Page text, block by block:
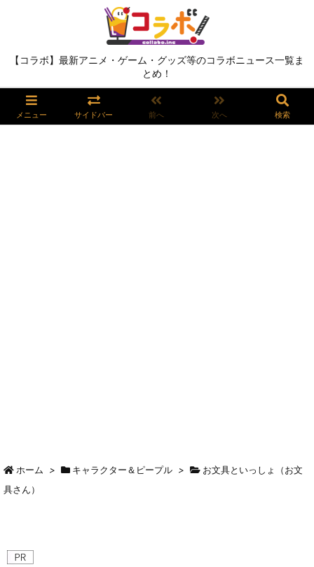
【コラボ】最新アニメ・ゲーム・グッズ等のコラボニュース一覧ま
とめ！
メニュー サイドバー 前へ 次へ 検索
ホーム > キャラクター＆ピープル >
お文具といっしょ（お文
具さん）